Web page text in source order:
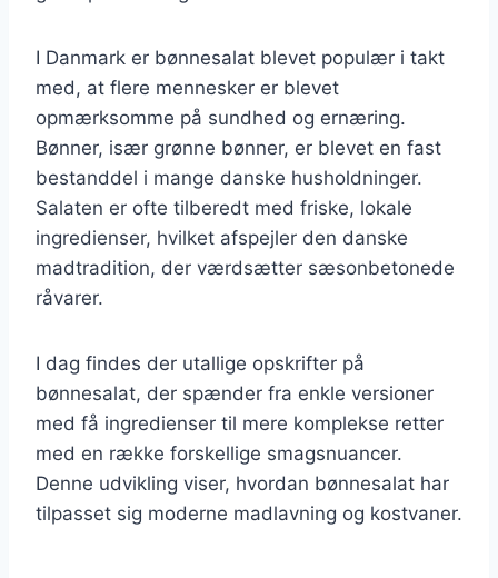
I Danmark er bønnesalat blevet populær i takt
med, at flere mennesker er blevet
opmærksomme på sundhed og ernæring.
Bønner, især grønne bønner, er blevet en fast
bestanddel i mange danske husholdninger.
Salaten er ofte tilberedt med friske, lokale
ingredienser, hvilket afspejler den danske
madtradition, der værdsætter sæsonbetonede
råvarer.
I dag findes der utallige opskrifter på
bønnesalat, der spænder fra enkle versioner
med få ingredienser til mere komplekse retter
med en række forskellige smagsnuancer.
Denne udvikling viser, hvordan bønnesalat har
tilpasset sig moderne madlavning og kostvaner.